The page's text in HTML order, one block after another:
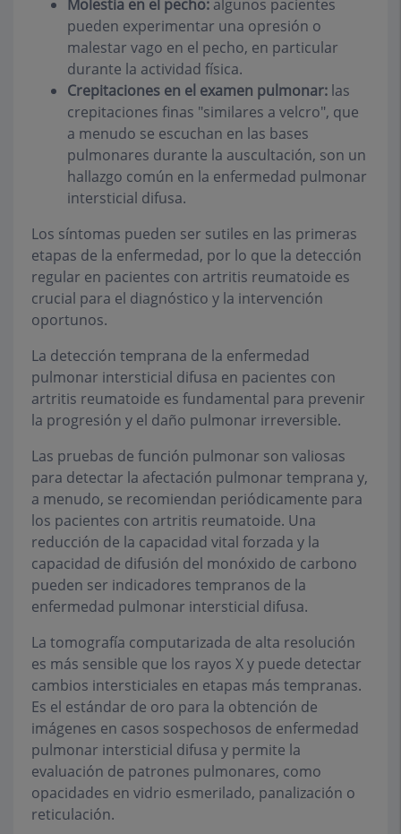
Molestia en el pecho: algunos pacientes
pueden experimentar una opresión o
malestar vago en el pecho, en particular
durante la actividad física.
Crepitaciones en el examen pulmonar: las
crepitaciones finas "similares a velcro", que
a menudo se escuchan en las bases
pulmonares durante la auscultación, son un
hallazgo común en la enfermedad pulmonar
intersticial difusa.
Los síntomas pueden ser sutiles en las primeras
etapas de la enfermedad, por lo que la detección
regular en pacientes con artritis reumatoide es
crucial para el diagnóstico y la intervención
oportunos.
La detección temprana de la enfermedad
pulmonar intersticial difusa en pacientes con
artritis reumatoide es fundamental para prevenir
la progresión y el daño pulmonar irreversible.
Las pruebas de función pulmonar son valiosas
para detectar la afectación pulmonar temprana y,
a menudo, se recomiendan periódicamente para
los pacientes con artritis reumatoide. Una
reducción de la capacidad vital forzada y la
capacidad de difusión del monóxido de carbono
pueden ser indicadores tempranos de la
enfermedad pulmonar intersticial difusa.
La tomografía computarizada de alta resolución
es más sensible que los rayos X y puede detectar
cambios intersticiales en etapas más tempranas.
Es el estándar de oro para la obtención de
imágenes en casos sospechosos de enfermedad
pulmonar intersticial difusa y permite la
evaluación de patrones pulmonares, como
opacidades en vidrio esmerilado, panalización o
reticulación.